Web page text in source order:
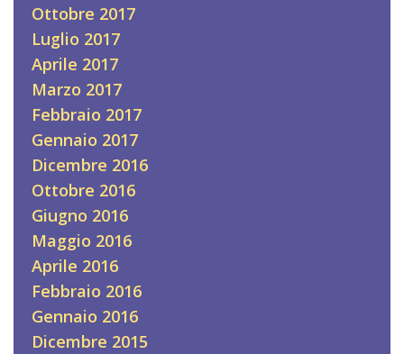
Ottobre 2017
Luglio 2017
Aprile 2017
Marzo 2017
Febbraio 2017
Gennaio 2017
Dicembre 2016
Ottobre 2016
Giugno 2016
Maggio 2016
Aprile 2016
Febbraio 2016
Gennaio 2016
Dicembre 2015